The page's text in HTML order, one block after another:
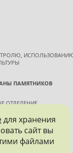
ПАМЯТНИКОВ
ОТДЕЛЕНИЕ
для хранения
сайт вы
файлами